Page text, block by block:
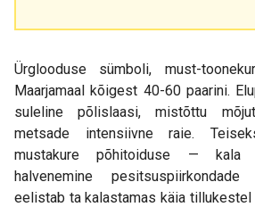
Ürglooduse sümboli, must-
Maarjamaal kõigest 40-60 paarini.
suleline põlislaasi, mistõttu
metsade intensiivne raie.
mustakure põhitoiduse — kala
halvenemine
eelistab ta kalastamas käia